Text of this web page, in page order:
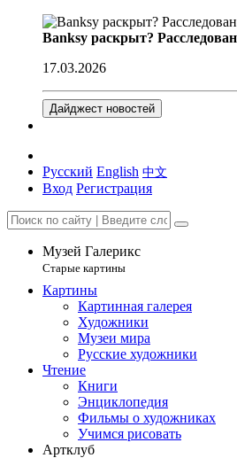
Banksy раскрыт?
17.03.2026
Дайджест новостей
Русский English 中文
Вход Регистрация
Музей Галерикс
Старые картины
Картины
Картинная галерея
Художники
Музеи мира
Русские художники
Чтение
Книги
Энциклопедия
Фильмы о художниках
Учимся рисовать
Артклуб